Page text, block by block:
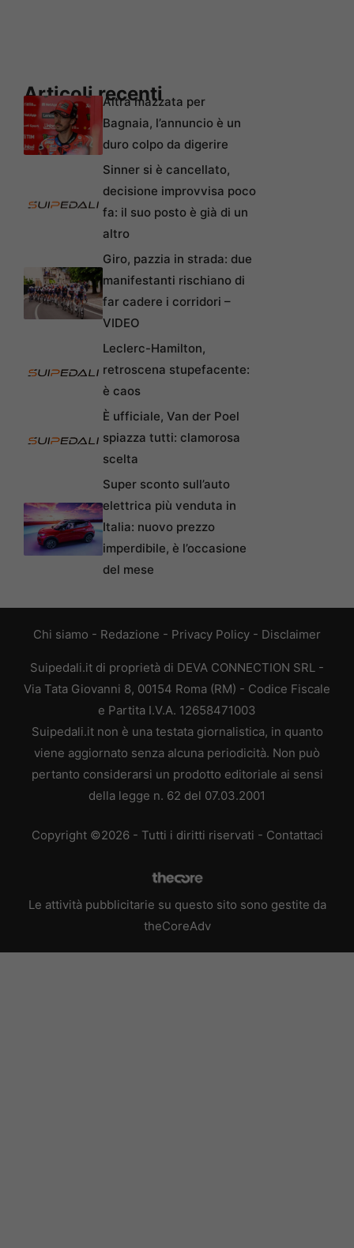
Articoli recenti
Altra mazzata per
Bagnaia, l’annuncio è un
duro colpo da digerire
Sinner si è cancellato,
decisione improvvisa poco
fa: il suo posto è già di un
altro
Giro, pazzia in strada: due
manifestanti rischiano di
far cadere i corridori –
VIDEO
Leclerc-Hamilton,
retroscena stupefacente:
è caos
È ufficiale, Van der Poel
spiazza tutti: clamorosa
scelta
Super sconto sull’auto
elettrica più venduta in
Italia: nuovo prezzo
imperdibile, è l’occasione
del mese
Chi siamo - Redazione - Privacy Policy - Disclaimer
Suipedali.it di proprietà di DEVA CONNECTION SRL -
Via Tata Giovanni 8, 00154 Roma (RM) - Codice Fiscale
e Partita I.V.A. 12658471003
Suipedali.it non è una testata giornalistica, in quanto
viene aggiornato senza alcuna periodicità. Non può
pertanto considerarsi un prodotto editoriale ai sensi
della legge n. 62 del 07.03.2001
Copyright ©2026 - Tutti i diritti riservati - Contattaci
Le attività pubblicitarie su questo sito sono gestite da
theCoreAdv